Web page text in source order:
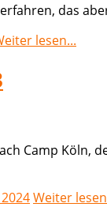
das
lesen...
Camp Köln,
Weiter